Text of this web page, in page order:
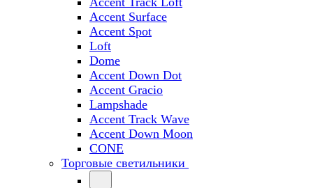
Accent Surface
Accent Spot
Loft
Dome
Accent Down Dot
Accent Gracio
Lampshade
Accent Track Wave
Accent Down Moon
CONE
Торговые светильники